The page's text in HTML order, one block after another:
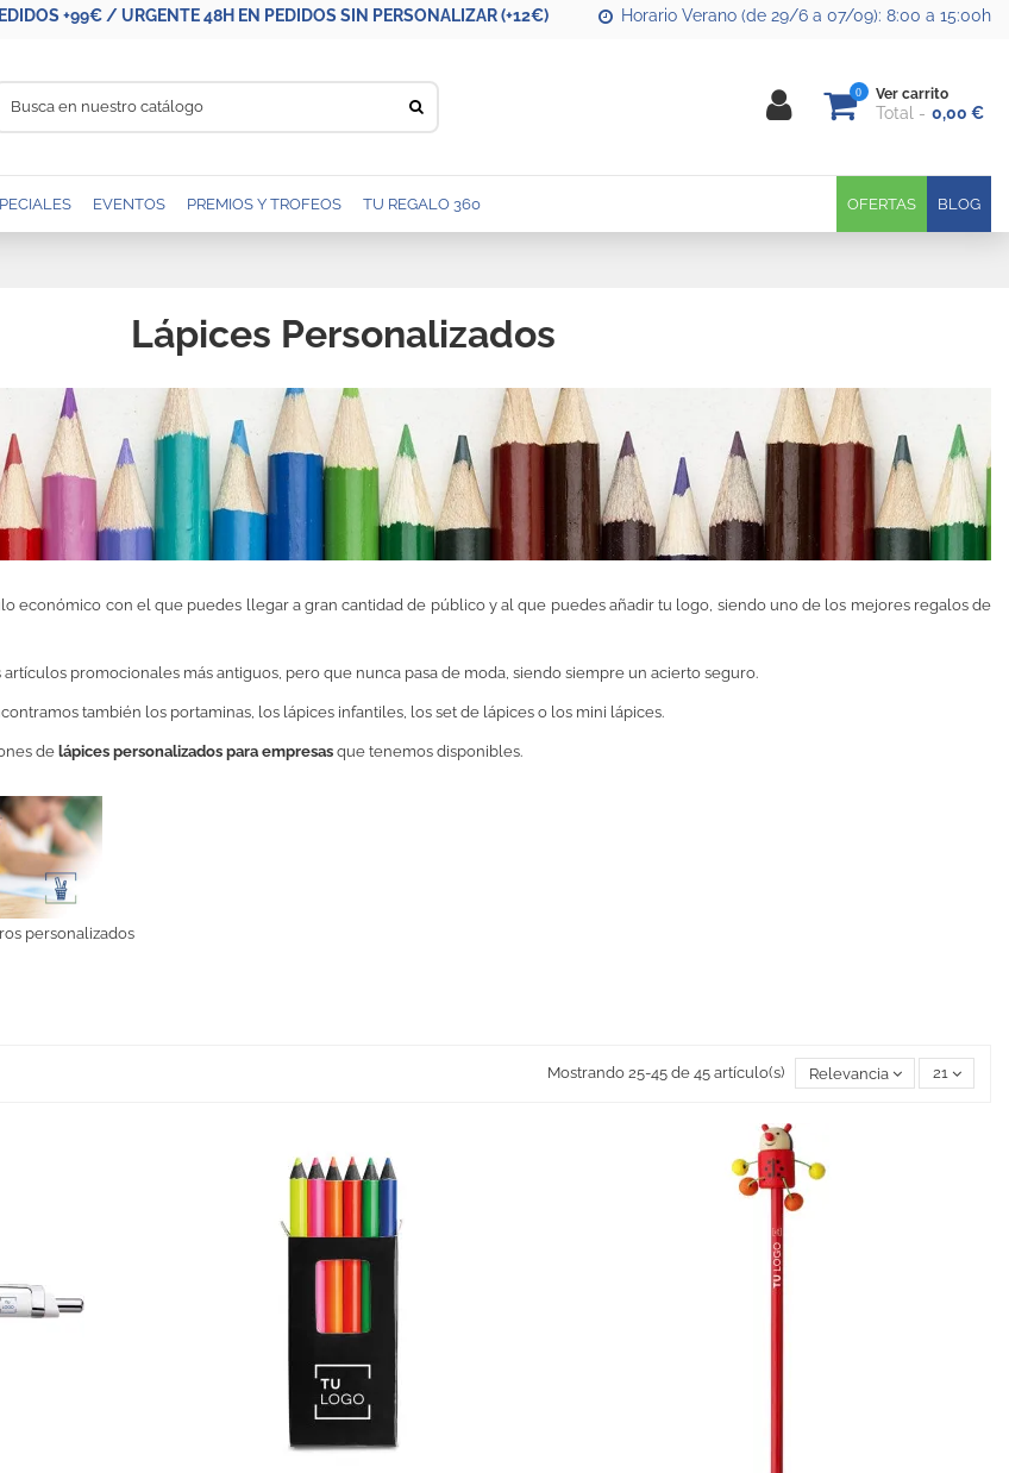
+99€ / URGENTE 48H EN PEDIDOS SIN PERSONALIZAR (+12€) Horario Verano (de 29/6 a 07/09): 8:00 a 15:00h
0 Ver carrito
Total 0,00 €
EVENTOS PREMIOS Y TROFEOS BLOG
TU REGALO 360 OFERTAS
Lápices Personalizados
económico con el que puedes llegar a gran cantidad de público y al que puedes añadir tu logo, siendo uno de los mejores regalos de
promocionales más antiguos, pero que nunca pasa de moda, siendo siempre un acierto seguro.
también los portaminas, los lápices infantiles, los set de lápices o los mini lápices.
de lápices personalizados para empresas que tenemos disponibles.
personalizados
Mostrando 25-45 de 45 artículo(s) Relevancia 21